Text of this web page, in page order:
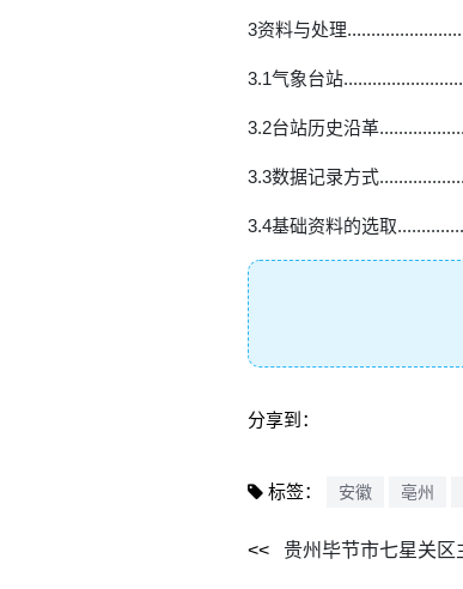
3资料与处理
3.1气象台站
3.2台站历史沿革
3.3数据记录方式
3.4基础资料的选取
分享到：
标签： 安徽 亳州